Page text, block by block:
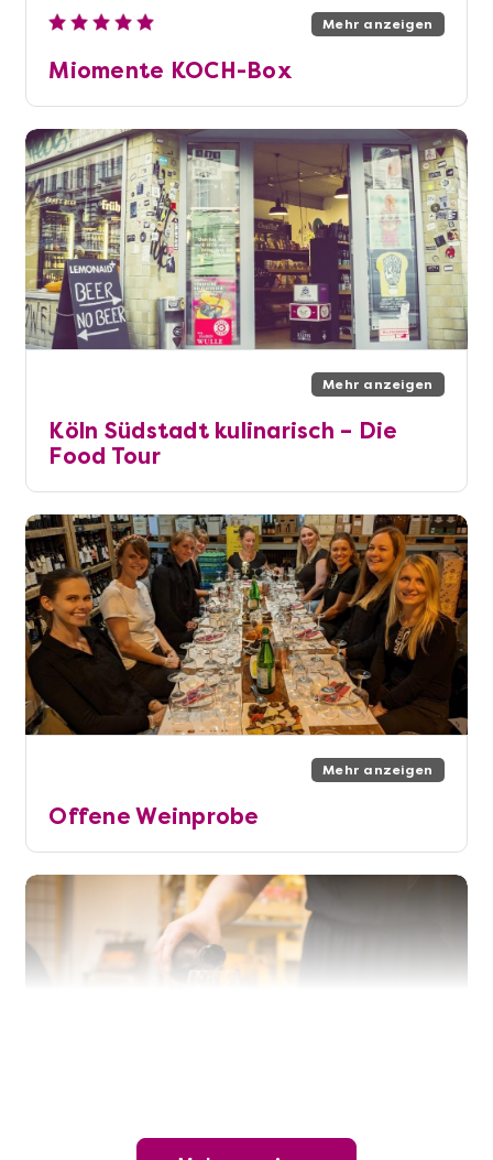
Mehr anzeigen
Miomente KOCH-Box
Mehr anzeigen
Köln Südstadt kulinarisch – Die
Food Tour
Mehr anzeigen
Offene Weinprobe